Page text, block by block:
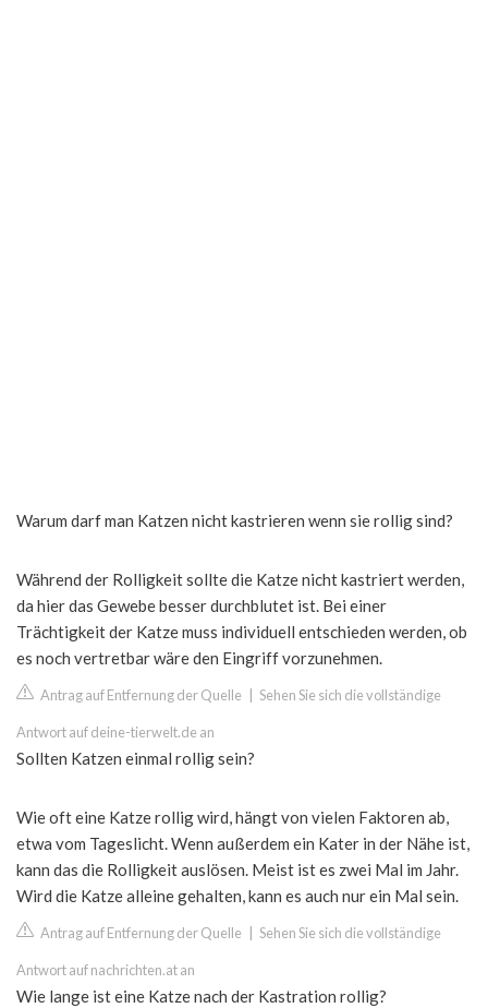
Warum darf man Katzen nicht kastrieren wenn sie rollig sind?
Während der Rolligkeit sollte die Katze nicht kastriert werden,
da hier das Gewebe besser durchblutet ist. Bei einer
Trächtigkeit der Katze muss individuell entschieden werden, ob
es noch vertretbar wäre den Eingriff vorzunehmen.
Antrag auf Entfernung der Quelle Sehen Sie sich die vollständige
Antwort auf deine-tierwelt.de an
Sollten Katzen einmal rollig sein?
Wie oft eine Katze rollig wird, hängt von vielen Faktoren ab,
etwa vom Tageslicht. Wenn außerdem ein Kater in der Nähe ist,
kann das die Rolligkeit auslösen. Meist ist es zwei Mal im Jahr.
Wird die Katze alleine gehalten, kann es auch nur ein Mal sein.
Antrag auf Entfernung der Quelle Sehen Sie sich die vollständige
Antwort auf nachrichten.at an
Wie lange ist eine Katze nach der Kastration rollig?